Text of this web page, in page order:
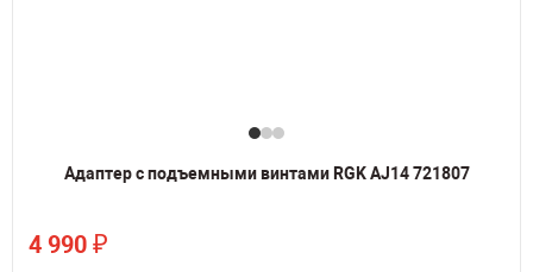
Адаптер с подъемными винтами RGK AJ14 721807
4 990 ₽